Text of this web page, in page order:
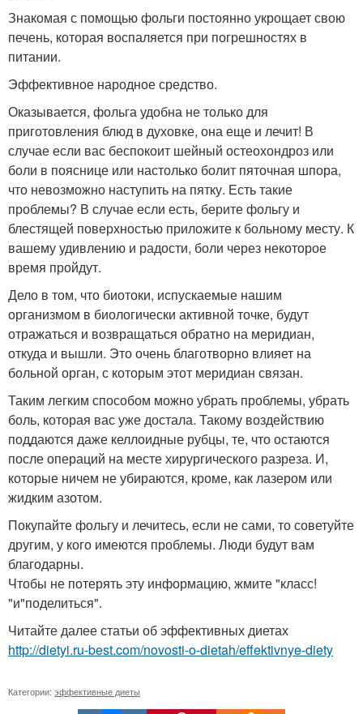
Знакомая с помощью фольги постоянно укрощает свою
печень, которая воспаляется при погрешностях в
питании.
Эффективное народное средство.
Оказывается, фольга удобна не только для
приготовления блюд в духовке, она еще и лечит! В
случае если вас беспокоит шейный остеохондроз или
боли в пояснице или настолько болит пяточная шпора,
что невозможно наступить на пятку. Есть такие
проблемы? В случае если есть, берите фольгу и
блестящей поверхностью приложите к больному месту. К
вашему удивлению и радости, боли через некоторое
время пройдут.
Дело в том, что биотоки, испускаемые нашим
организмом в биологически активной точке, будут
отражаться и возвращаться обратно на меридиан,
откуда и вышли. Это очень благотворно влияет на
больной орган, с которым этот меридиан связан.
Таким легким способом можно убрать проблемы, убрать
боль, которая вас уже достала. Такому воздействию
поддаются даже келлоидные рубцы, те, что остаются
после операций на месте хирургического разреза. И,
которые ничем не убираются, кроме, как лазером или
жидким азотом.
Покупайте фольгу и лечитесь, если не сами, то советуйте
другим, у кого имеются проблемы. Люди будут вам
благодарны.
Чтобы не потерять эту информацию, жмите "класс!
"и"поделиться".
Читайте далее статьи об эффективных диетах
http://dietyi.ru-best.com/novosti-o-dietah/effektivnye-diety
Категории: эффективные диеты